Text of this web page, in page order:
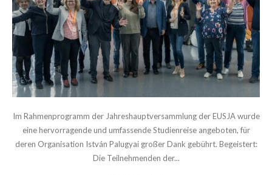
Im Rahmenprogramm der Jahreshauptversammlung der EUSJA wurde
eine hervorragende und umfassende Studienreise angeboten, für
deren Organisation István Palugyai großer Dank gebührt. Begeistert:
Die Teilnehmenden der...